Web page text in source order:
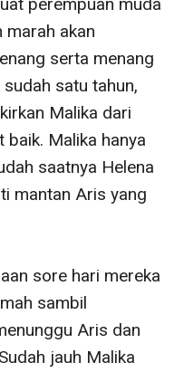
marah akan
serta menang
satu tahun,
Malika dari
baik. Malika hanya
saatnya Helena
mantan Aris yang
sore hari mereka
sambil
Aris dan
jauh Malika